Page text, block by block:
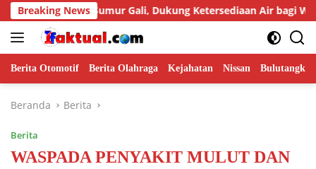
Langsung
ke
konten
Breaking News
Sumur Gali, Dukung Ketersediaan Air bagi Warga
Berita Otomotif Berita Olahraga Kejahatan Nissan Bulutangkis
Beranda Berita
Berita
WASPADA PENYAKIT MULUT DAN